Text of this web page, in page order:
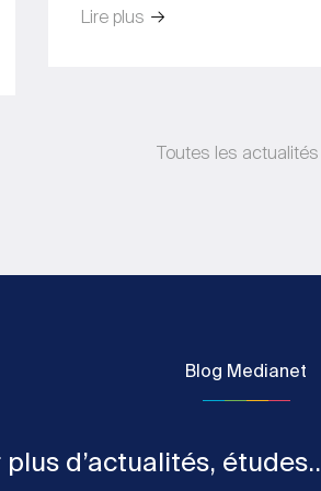
Lire plus
Toutes les
Blog Medianet
plus d’actualités,